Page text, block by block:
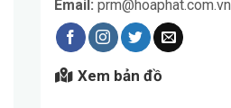
Email: prm@hoaphat.com.vn
Xem bản đồ